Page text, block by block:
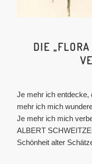
DIE
Je mehr ich entdecke,
mehr ich mich
Je mehr ich mich
ALBERT
Schönheit alter